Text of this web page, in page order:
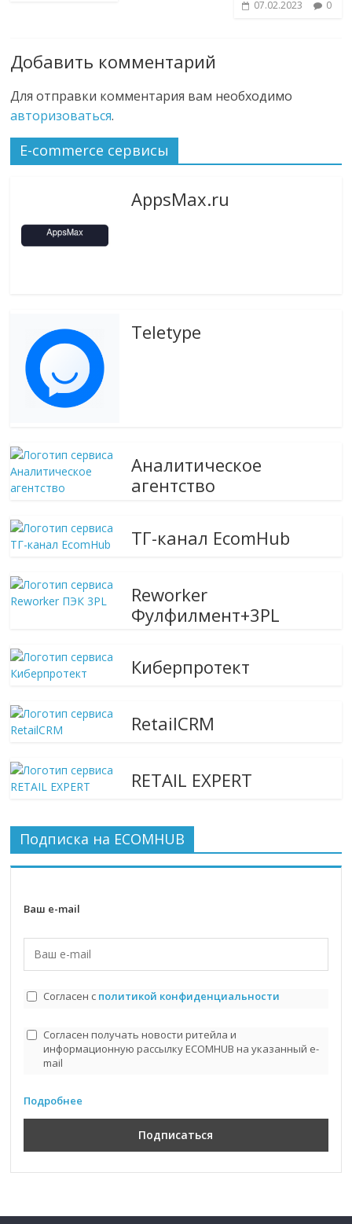
07.02.2023 0
Добавить комментарий
Для отправки комментария вам необходимо
авторизоваться.
E-commerce сервисы
AppsMax.ru
Teletype
Аналитическое
агентство
ТГ-канал EcomHub
Reworker
Фулфилмент+3PL
Киберпротект
RetailCRM
RETAIL EXPERT
Подписка на ECOMHUB
Ваш e-mail
Согласен с политикой конфиденциальности
Согласен получать новости ритейла и
информационную рассылку ECOMHUB на указанный e-
mail
Подробнее